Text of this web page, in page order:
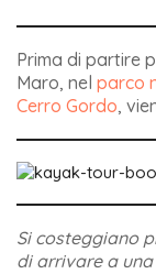
Prima di partire
Maro, nel parco
Cerro Gordo,
Si costeggiano
di arrivare a